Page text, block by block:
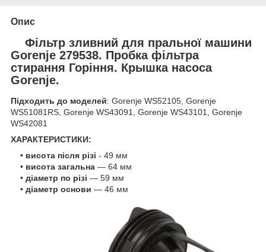
Опис
Фільтр зливний для пральної машини
Gorenje 279538. Пробка фільтра
стирання Горіння. Крышка насоса
Gorenje.
Підходить до моделей: Gorenje WS52105, Gorenje
WS51081RS, Gorenje WS43091, Gorenje WS43101, Gorenje
WS42081
ХАРАКТЕРИСТИКИ:
• висота після різі - 49 мм
• висота загальна — 64 мм
• діаметр по різі — 59 мм
• діаметр основи — 46 мм